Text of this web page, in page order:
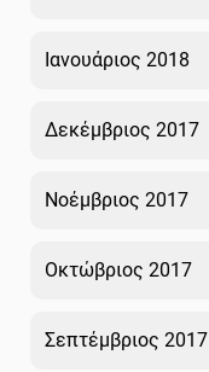
Ιανουάριος 2018
Δεκέμβριος 2017
Νοέμβριος 2017
Οκτώβριος 2017
Σεπτέμβριος 2017